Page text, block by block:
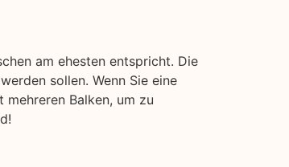
am ehesten entspricht. Die
sollen. Wenn Sie eine
Balken, um zu